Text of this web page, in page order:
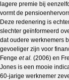
lagere premie bij
vormt de
Deze redenering is
slechter geïnformeerd
dat oudere werknemers
gevoeliger zijn voor
Fenge et al. (2006) en
Jones is een mooie
60-jarige werknemer